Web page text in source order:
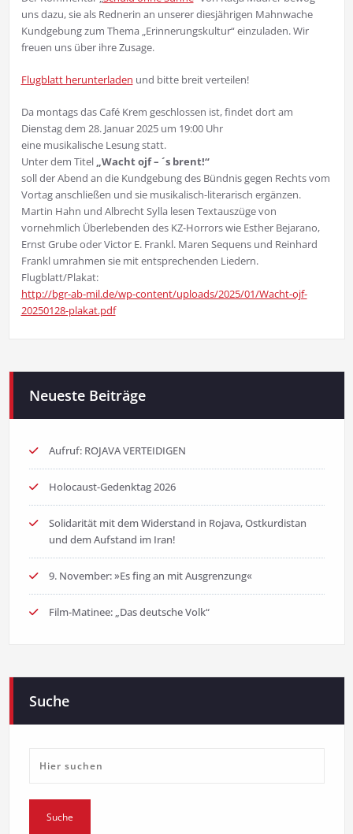
uns dazu, sie als Rednerin an unserer diesjährigen Mahnwache
Kundgebung zum Thema „Erinnerungskultur“ einzuladen. Wir
freuen uns über ihre Zusage.
Flugblatt herunterladen und bitte breit verteilen!
Da montags das Café Krem geschlossen ist, findet dort am
Dienstag dem 28. Januar 2025 um 19:00 Uhr
eine musikalische Lesung statt.
Unter dem Titel „Wacht ojf – ´s brent!“
soll der Abend an die Kundgebung des Bündnis gegen Rechts vom
Vortag anschließen und sie musikalisch-literarisch ergänzen.
Martin Hahn und Albrecht Sylla lesen Textauszüge von
vornehmlich Überlebenden des KZ-Horrors wie Esther Bejarano,
Ernst Grube oder Victor E. Frankl. Maren Sequens und Reinhard
Frankl umrahmen sie mit entsprechenden Liedern.
Flugblatt/Plakat:
http://bgr-ab-mil.de/wp-content/uploads/2025/01/Wacht-ojf-
20250128-plakat.pdf
Neueste Beiträge
Aufruf: ROJAVA VERTEIDIGEN
Holocaust-Gedenktag 2026
Solidarität mit dem Widerstand in Rojava, Ostkurdistan
und dem Aufstand im Iran!
9. November: »Es fing an mit Ausgrenzung«
Film-Matinee: „Das deutsche Volk“
Suche